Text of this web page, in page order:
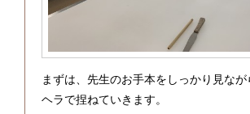
まずは、先生のお手本をしっかり見な
ヘラで捏ねていきます。